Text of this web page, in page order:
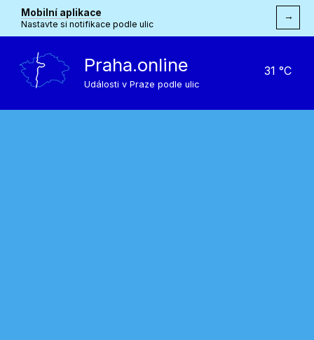
Mobilní aplikace
Nastavte si notifikace podle ulic
→
Praha.online
Události v Praze podle ulic
31 °C